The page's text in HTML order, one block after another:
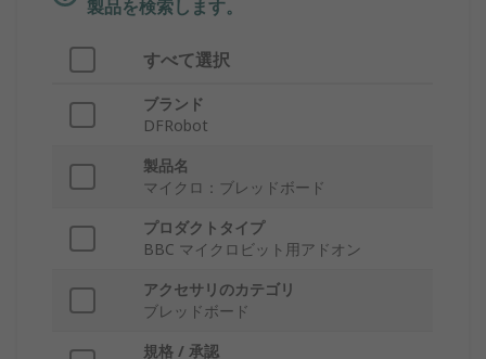
製品を検索します。
すべて選択
ブランド
DFRobot
製品名
マイクロ：ブレッドボード
プロダクトタイプ
BBC マイクロビット用アドオン
アクセサリのカテゴリ
ブレッドボード
規格 / 承認